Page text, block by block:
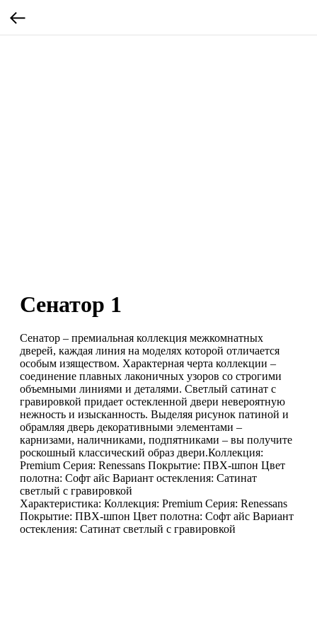
Сенатор 1
Сенатор – премиальная коллекция межкомнатных
дверей, каждая линия на моделях которой отличается
особым изяществом. Характерная черта коллекции –
соединение плавных лаконичных узоров со строгими
объемными линиями и деталями. Светлый сатинат с
гравировкой придает остекленной двери невероятную
нежность и изысканность. Выделяя рисунок патиной и
обрамляя дверь декоративными элементами –
карнизами, наличниками, подпятниками – вы получите
роскошный классический образ двери.Коллекция:
Premium Серия: Renessans Покрытие: ПВХ-шпон Цвет
полотна: Софт айс Вариант остекления: Сатинат
светлый с гравировкой
Характеристика: Коллекция: Premium Серия: Renessans
Покрытие: ПВХ-шпон Цвет полотна: Софт айс Вариант
остекления: Сатинат светлый с гравировкой